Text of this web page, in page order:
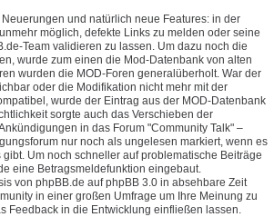
und natürlich neue Features: in der
möglich, defekte Links zu melden oder seine
Team validieren zu lassen. Um dazu noch die
wurde zum einen die Mod-Datenbank von alten
wurden die MOD-Foren generalüberholt. War der
oder die Modifikation nicht mehr mit der
wurde der Eintrag aus der MOD-Datenbank
sorgte auch das Verschieben der
in das Forum "Community Talk" –
nur noch als ungelesen markiert, wenn es
Um noch schneller auf problematische Beiträge
eine Betragsmeldefunktion eingebaut.
von phpBB.de auf phpBB 3.0 in absehbare Zeit
in einer großen Umfrage um Ihre Meinung zu
Feedback in die Entwicklung einfließen lassen.